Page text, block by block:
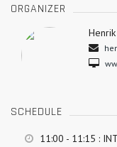
ORGANIZER
Henrik
SCHEDULE
11:00 - 11:15 :